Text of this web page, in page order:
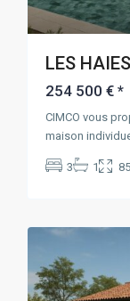
LES
254 500 €*
CIMCO vous
maison
3 1